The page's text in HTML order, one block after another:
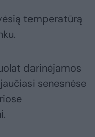
temperatūrą
darinėjamos
senesnėse